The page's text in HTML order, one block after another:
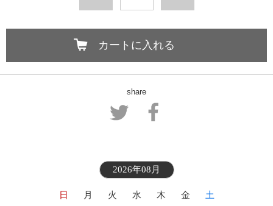
カートに入れる
share
2026年08月
日 月 火 水 木 金
土